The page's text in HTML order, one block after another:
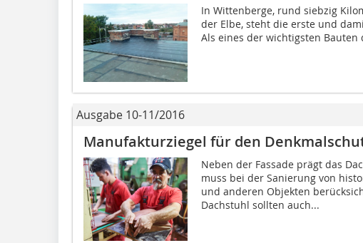
In Wittenberge, rund siebzig
der Elbe, steht die erste und
Als eines der wichtigsten Bauten
Ausgabe 10-11/2016
Manufakturziegel für den
Neben der Fassade prägt das
muss bei der Sanierung von
und anderen Objekten
Dachstuhl sollten auch...